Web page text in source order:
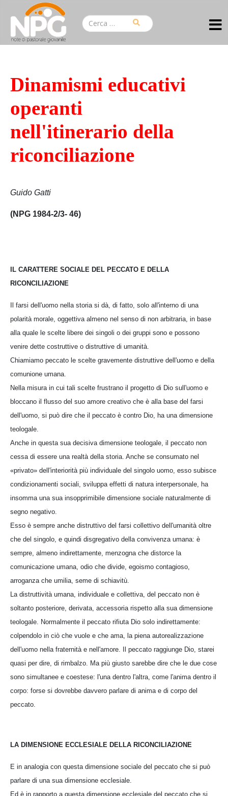
Dinamismi educativi
operanti
nell'itinerario della
riconciliazione
Guido Gatti
(NPG 1984-2/3- 46)
IL CARATTERE SOCIALE DEL PECCATO E DELLA
RICONCILIAZIONE
Il farsi dell'uomo nella storia si dà, di fatto, solo all'interno di una
polarità morale, oggettiva almeno nel senso di non arbitraria, in base
alla quale le scelte libere dei singoli o dei gruppi sono e possono
venire dette costruttive o distruttive di umanità.
Chiamiamo peccato le scelte gravemente distruttive dell'uomo e della
comunione umana.
Nella misura in cui tali scelte frustrano il progetto di Dio sull'uomo e
bloccano il flusso del suo amore creativo che è alla base del farsi
dell'uomo, si può dire che il peccato è contro Dio, ha una dimensione
teologale.
Anche in questa sua decisiva dimensione teologale, il peccato non
cessa di essere una realtà della storia. Anche se consumato nel
«privato» dell'interiorità più individuale del singolo uomo, esso subisce
condizionamenti sociali, sviluppa effetti di natura interpersonale, ha
insomma una sua insopprimibile dimensione sociale naturalmente di
segno negativo.
Esso è sempre anche distruttivo del farsi collettivo dell'umanità oltre
che del singolo, e quindi disgregativo della convivenza umana: è
sempre, almeno indirettamente, menzogna che distorce la
comunicazione umana, odio che divide, egoismo contagioso,
arroganza che umilia, seme di schiavitù.
La distruttività umana, individuale e collettiva, del peccato non è
soltanto posteriore, derivata, accessoria rispetto alla sua dimensione
teologale. Normalmente il peccato rifiuta Dio solo indirettamente:
colpendolo in ciò che vuole e che ama, la piena autorealizzazione
dell'uomo nella fraternità e nell'amore. Il peccato raggiunge Dio, starei
quasi per dire, di rimbalzo. Ma più giusto sarebbe dire che le due cose
sono simultanee e coestese: l'una dentro l'altra, come l'anima dentro il
corpo: forse si dovrebbe davvero parlare di anima e di corpo del
peccato.
LA DIMENSIONE ECCLESIALE DELLA RICONCILIAZIONE
E in analogia con questa dimensione sociale del peccato che si può
parlare di una sua dimensione ecclesiale.
Ed è in rapporto a questa dimensione ecclesiale del peccato che si